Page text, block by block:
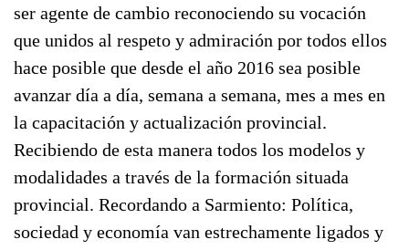
ser agente de cambio reconociendo su vocación
que unidos al respeto y admiración por todos ellos
hace posible que desde el año 2016 sea posible
avanzar día a día, semana a semana, mes a mes en
la capacitación y actualización provincial.
Recibiendo de esta manera todos los modelos y
modalidades a través de la formación situada
provincial. Recordando a Sarmiento: Política,
sociedad y economía van estrechamente ligados y